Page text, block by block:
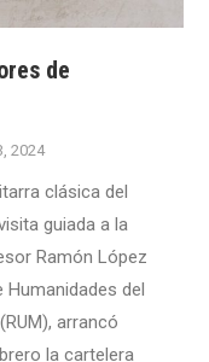
de
2024
clásica del
guiada a la
Ramón López
del
arrancó
la cartelera